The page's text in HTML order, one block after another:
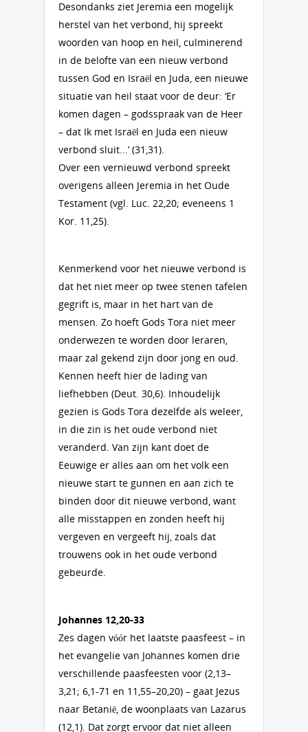
Desondanks ziet Jeremia een mogelijk
herstel van het verbond, hij spreekt
woorden van hoop en heil, culminerend
in de belofte van een nieuw verbond
tussen God en Israël en Juda, een nieuwe
situatie van heil staat voor de deur: ‘Er
komen dagen – godsspraak van de Heer
– dat Ik met Israël en Juda een nieuw
verbond sluit...’ (31,31).
Over een vernieuwd verbond spreekt
overigens alleen Jeremia in het Oude
Testament (vgl. Luc. 22,20; eveneens 1
Kor. 11,25).
Kenmerkend voor het nieuwe verbond is
dat het niet meer op twee stenen tafelen
gegrift is, maar in het hart van de
mensen. Zo hoeft Gods Tora niet meer
onderwezen te worden door leraren,
maar zal gekend zijn door jong en oud.
Kennen heeft hier de lading van
liefhebben (Deut. 30,6). Inhoudelijk
gezien is Gods Tora dezelfde als weleer,
in die zin is het oude verbond niet
veranderd. Van zijn kant doet de
Eeuwige er alles aan om het volk een
nieuwe start te gunnen en aan zich te
binden door dit nieuwe verbond, want
alle misstappen en zonden heeft hij
vergeven en vergeeft hij, zoals dat
trouwens ook in het oude verbond
gebeurde.
Johannes 12,20-33
Zes dagen vóór het laatste paasfeest – in
het evangelie van Johannes komen drie
verschillende paasfeesten voor (2,13–
3,21; 6,1-71 en 11,55–20,20) – gaat Jezus
naar Betanië, de woonplaats van Lazarus
(12,1). Dat zorgt ervoor dat niet alleen